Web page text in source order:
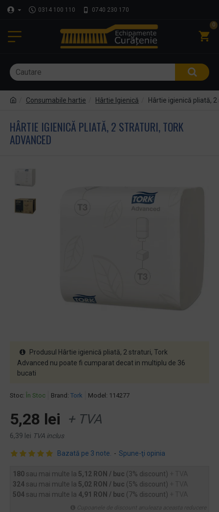
0314 100 110 0740 230 170
0
Consumabile hartie Hârtie Igienică Hârtie igienică pliată,
HÂRTIE IGIENICĂ PLIATĂ, 2 STRATURI, TORK
ADVANCED
Stoc: În Stoc Brand: Tork Model: 114277
Bazată pe 3 note. - Spune-ţi opinia
5,28 lei + TVA
6,39 lei TVA inclus
Produsul Hârtie igienică pliată, 2 straturi, Tork
Advanced nu poate fi cumparat decat in multiplu de 36
bucati
180 sau mai multe la 5,12 RON / buc (3% discount)
324 sau mai multe la 5,02 RON / buc (5% discount)
504 sau mai multe la 4,91 RON / buc (7% discount)